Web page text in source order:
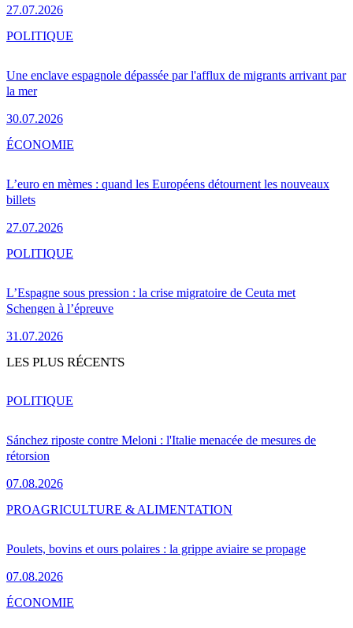
27.07.2026
Une enclave espagnole dépassée par l'afflux de migrants arrivant par
la mer
30.07.2026
POLITIQUE
L’euro en mèmes : quand les Européens détournent les nouveaux
billets
27.07.2026
ÉCONOMIE
L’Espagne sous pression : la crise migratoire de Ceuta met
Schengen à l’épreuve
31.07.2026
POLITIQUE
LES PLUS RÉCENTS
Sánchez riposte contre Meloni : l'Italie menacée de mesures de
rétorsion
07.08.2026
POLITIQUE
Poulets, bovins et ours polaires : la grippe aviaire se propage
07.08.2026
PROAGRICULTURE & ALIMENTATION
ÉCONOMIE